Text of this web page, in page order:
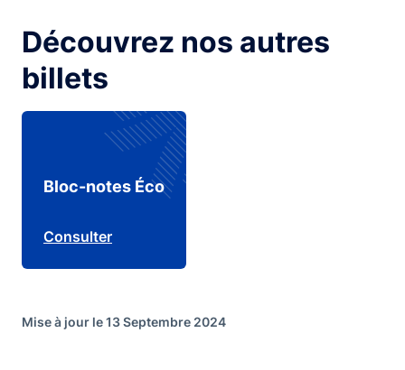
Découvrez nos autres
billets
Bloc-notes Éco
Consulter
Mise à jour le 13 Septembre 2024